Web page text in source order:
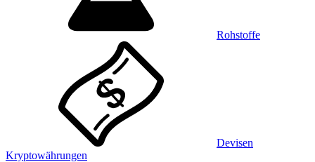
Rohstoffe
Devisen
Kryptowährungen